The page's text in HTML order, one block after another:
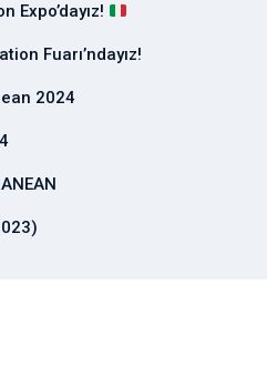
Expo’dayız!
Fuarı’ndayız!
2024